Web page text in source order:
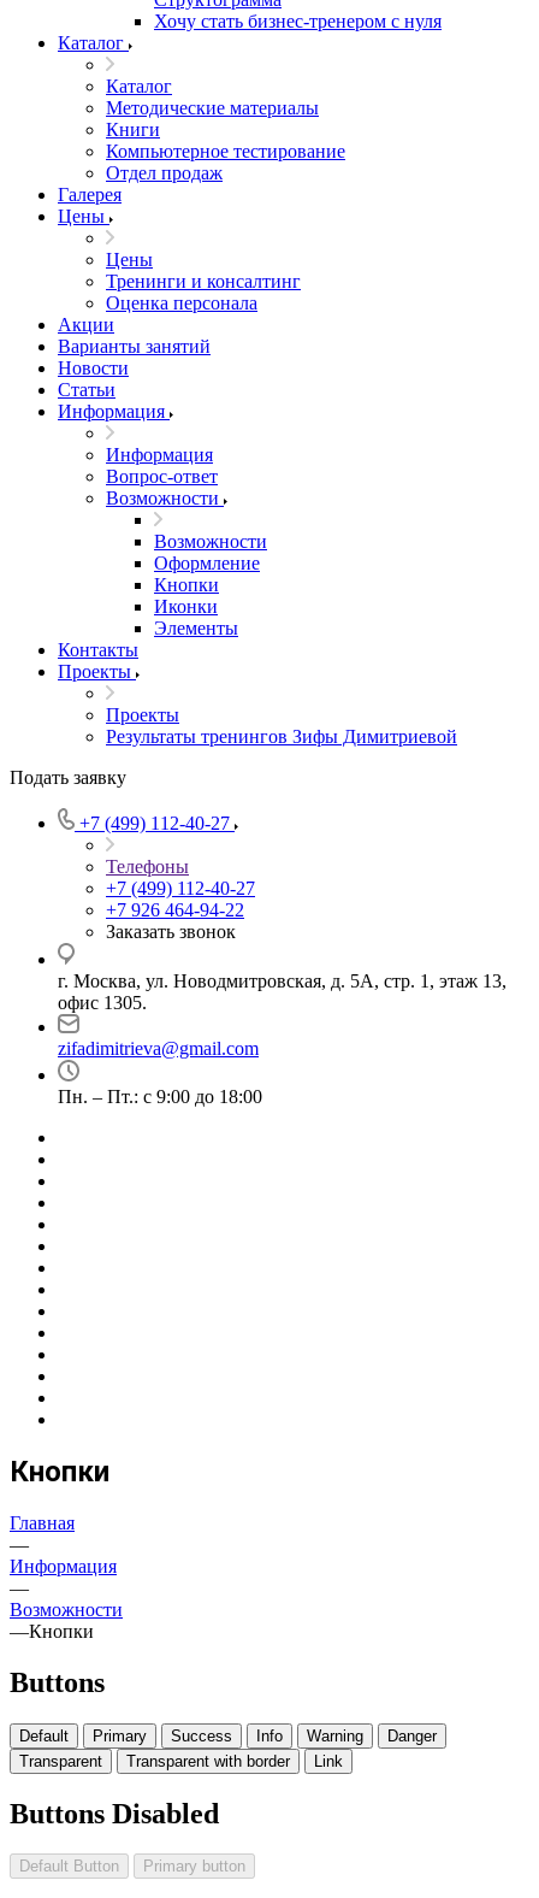
Хочу стать бизнес-тренером с нуля
Каталог
Каталог
Методические материалы
Книги
Компьютерное тестирование
Отдел продаж
Галерея
Цены
Цены
Тренинги и консалтинг
Оценка персонала
Акции
Варианты занятий
Новости
Статьи
Информация
Информация
Вопрос-ответ
Возможности
Возможности
Оформление
Кнопки
Иконки
Элементы
Контакты
Проекты
Проекты
Результаты тренингов Зифы Димитриевой
Подать заявку
+7 (499) 112-40-27
Телефоны
+7 (499) 112-40-27
+7 926 464-94-22
Заказать звонок
г. Москва, ул. Новодмитровская, д. 5А, стр. 1, этаж 13,
офис 1305.
zifadimitrieva@gmail.com
Пн. – Пт.: с 9:00 до 18:00
Кнопки
Главная
—
Информация
—
Возможности
—Кнопки
Buttons
Default Primary Success Info Warning
Danger
Transparent
Transparent with border Link
Buttons Disabled
Default Button Primary button